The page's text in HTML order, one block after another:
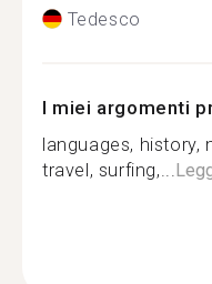
Tedesco
I miei argomenti
languages, history,
travel, surfing,...